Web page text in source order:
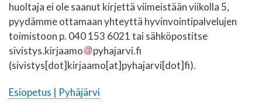
huoltaja ei ole saanut kirjettä viimeistään viikolla 5,
pyydämme ottamaan yhteyttä hyvinvointipalvelujen
toimistoon p. 040 153 6021 tai sähköpostitse
sivistys.kirjaamo
pyhajarvi.fi
(sivistys[dot]kirjaamo[at]pyhajarvi[dot]fi).
Esiopetus | Pyhäjärvi